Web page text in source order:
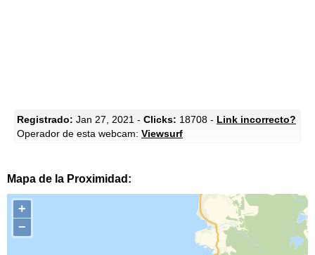
Registrado: Jan 27, 2021 - Clicks: 18708 - Link incorrecto?
Operador de esta webcam: Viewsurf
Mapa de la Proximidad:
+
−